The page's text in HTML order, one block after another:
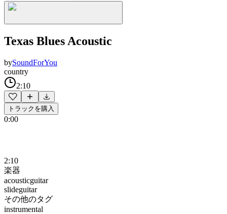
Texas Blues Acoustic
bySoundForYou
country
2:10
トラックを購入
0:00
2:10
楽器
acousticguitar
slideguitar
その他のタグ
instrumental